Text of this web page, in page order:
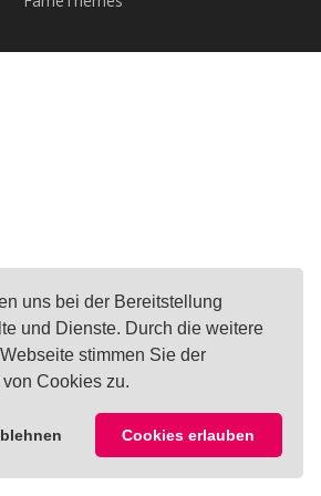
uns bei der Bereitstellung
und Dienste. Durch die weitere
stimmen Sie der
Cookies zu.
Cookies erlauben